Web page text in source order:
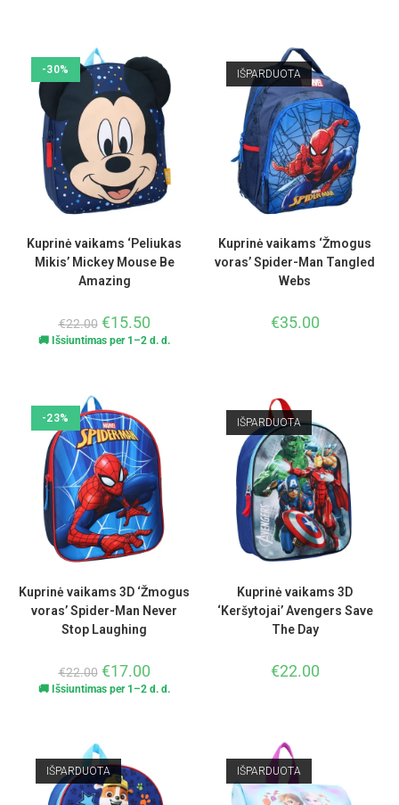
-30%
Kuprinė vaikams ‘Peliukas
Mikis’ Mickey Mouse Be
Amazing
€22.00 €15.50
🚚 Išsiuntimas per 1–2 d. d.
IŠPARDUOTA
Kuprinė vaikams ‘Žmogus
voras’ Spider-Man Tangled
Webs
€35.00
-23%
Kuprinė vaikams 3D ‘Žmogus
voras’ Spider-Man Never
Stop Laughing
€22.00 €17.00
🚚 Išsiuntimas per 1–2 d. d.
IŠPARDUOTA
Kuprinė vaikams 3D
‘Keršytojai’ Avengers Save
The Day
€22.00
IŠPARDUOTA IŠPARDUOTA